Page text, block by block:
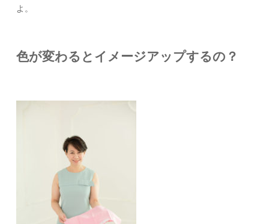
よ。
色が変わるとイメージアップするの？